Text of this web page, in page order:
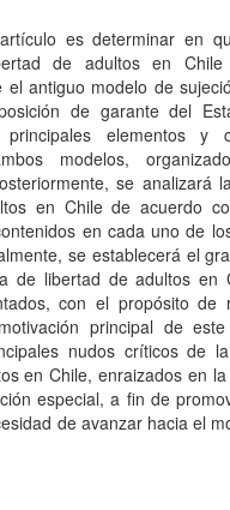
es determinar en
de adultos en
el antiguo modelo de
de garante del
elementos y
modelos,
se analizará
en Chile de acuerdo
en cada uno de
se establecerá el
de libertad de adultos en
con el propósito de
principal de
nudos críticos de
en Chile, enraizados en
especial, a fin de
de avanzar hacia el